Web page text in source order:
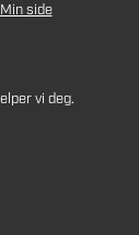
Min side
vi deg.